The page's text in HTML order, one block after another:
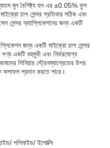
মূল বৈশিষ্ট্য হল এর ±0.05% ফুল
চাপ সেন্সর প্রতিবার সঠিক এবং
সেন্সর অ্যাপ্লিকেশনের জন্য একটি
জন্য একটি মাইক্রো চাপ সেন্সর
একটি বহুমুখী এবং নির্ভরযোগ্য
লিনিয়ার স্ট্রেনম্যাগ্রেডের উপর
ফলাফল প্রদান করতে পারে।
পলিমাইড/ ইপোক্সি